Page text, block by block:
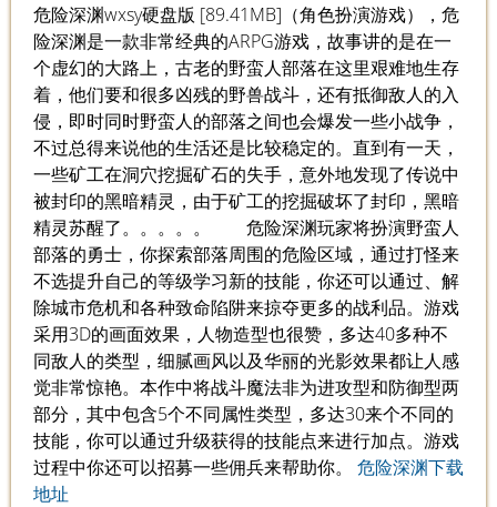
危险深渊wxsy硬盘版 [89.41MB]（角色扮演游戏），危
险深渊是一款非常经典的ARPG游戏，故事讲的是在一
个虚幻的大路上，古老的野蛮人部落在这里艰难地生存
着，他们要和很多凶残的野兽战斗，还有抵御敌人的入
侵，即时同时野蛮人的部落之间也会爆发一些小战争，
不过总得来说他的生活还是比较稳定的。直到有一天，
一些矿工在洞穴挖掘矿石的失手，意外地发现了传说中
被封印的黑暗精灵，由于矿工的挖掘破坏了封印，黑暗
精灵苏醒了。。。。。 危险深渊玩家将扮演野蛮人
部落的勇士，你探索部落周围的危险区域，通过打怪来
不选提升自己的等级学习新的技能，你还可以通过、解
除城市危机和各种致命陷阱来掠夺更多的战利品。游戏
采用3D的画面效果，人物造型也很赞，多达40多种不
同敌人的类型，细腻画风以及华丽的光影效果都让人感
觉非常惊艳。本作中将战斗魔法非为进攻型和防御型两
部分，其中包含5个不同属性类型，多达30来个不同的
技能，你可以通过升级获得的技能点来进行加点。游戏
过程中你还可以招募一些佣兵来帮助你。 危险深渊下载
地址